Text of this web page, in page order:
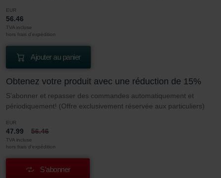
EUR
56.46
TVA incluse
hors frais d’expédition
Ajouter au panier
Obtenez votre produit avec une réduction de 15%
S’abonner et repasser des commandes automatiquement et
périodiquement! (Offre exclusivement réservée aux particuliers)
EUR
47.99 56.46
TVA incluse
hors frais d’expédition
S’abonner